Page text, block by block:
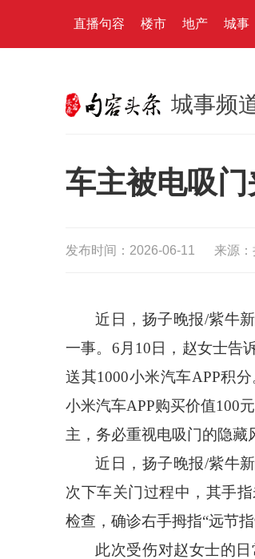
直播句容 楼市 地产 城事
城事频
车主被电吸
发布时间：2026-06-11 来源
近日，扬子晚报/紫牛
一事。6月10日，赵女士告
送其1000小米汽车APP积
小米汽车APP购买价值100
主，务必重视电吸门的隐藏
近日，扬子晚报/紫牛
次下车关门过程中，其手
检查，确诊右手拇指“远节指
此次受伤对赵女士的